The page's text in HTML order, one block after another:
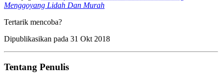
Menggoyang Lidah Dan Murah
Tertarik mencoba?
Dipublikasikan pada 31 Okt 2018
Tentang Penulis